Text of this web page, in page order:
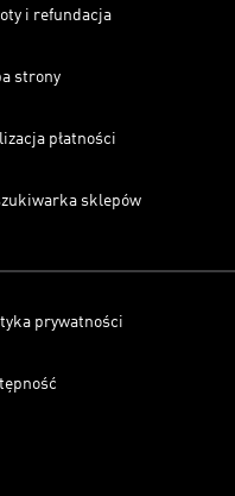
i refundacja
strony
płatności
sklepów
prywatności